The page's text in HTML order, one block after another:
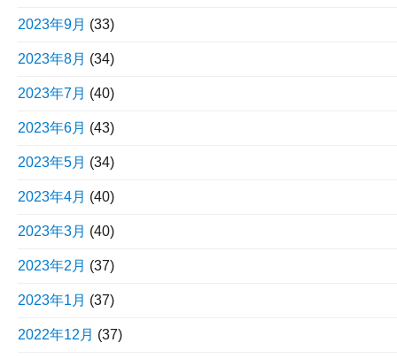
2023年9月 (33)
2023年8月 (34)
2023年7月 (40)
2023年6月 (43)
2023年5月 (34)
2023年4月 (40)
2023年3月 (40)
2023年2月 (37)
2023年1月 (37)
2022年12月 (37)